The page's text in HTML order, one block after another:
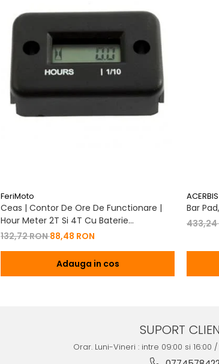
FeriMoto
Ceas | Contor De Ore De Functionare |
Hour Meter 2T Si 4T Cu Baterie
Schimbabila Pt. Motor Pe Benzina 2T | 4T
132,72 RON88,48 RON
Adauga in cos
ACERBIS
Bar
433,24
SUPORT
Orar. Luni-Vineri : intre 09:00 si